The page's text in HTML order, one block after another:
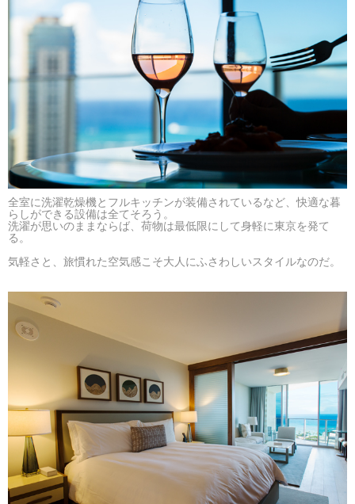
全室に洗濯乾燥機とフルキッチンが装備されているなど、快適な暮
らしができる設備は全てそろう。
洗濯が思いのままならば、荷物は最低限にして身軽に東京を発て
る。
気軽さと、旅慣れた空気感こそ大人にふさわしいスタイルなのだ。